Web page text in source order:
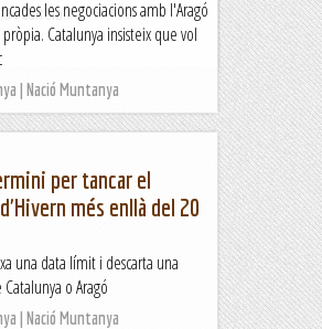
i darrera...les negociacions amb l'Aragó
Catalunya insisteix que vol
| Nació Muntanya
per tancar el
més enllà del 20
una data límit i descarta una
o Aragó
| Nació Muntanya